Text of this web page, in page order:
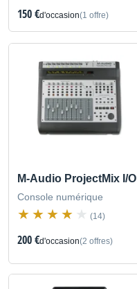
150 €d'occasion(1 offre)
M-Audio ProjectMix I/O
Console numérique
(14)
200 €d'occasion(2 offres)